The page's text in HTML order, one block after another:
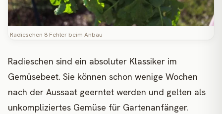
Radieschen 8 Fehler beim Anbau
Radieschen sind ein absoluter Klassiker im
Gemüsebeet. Sie können schon wenige Wochen
nach der Aussaat geerntet werden und gelten als
unkompliziertes Gemüse für Gartenanfänger.